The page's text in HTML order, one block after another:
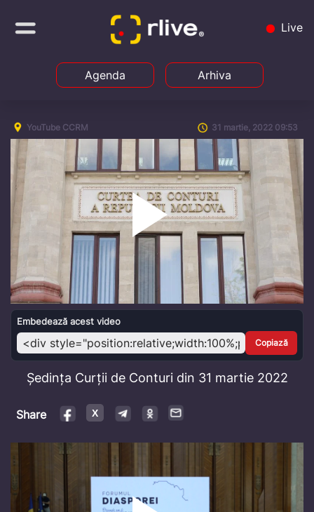
Live
Agenda Arhiva
YouTube CCRM 31 martie, 2022 09:53
Play
Video
Embedează acest video
Copiază
Ședința Curții de Conturi din 31 martie 2022
Share